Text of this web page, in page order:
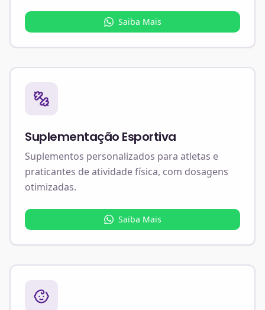
Saiba Mais
Suplementação Esportiva
Suplementos personalizados para atletas e
praticantes de atividade física, com dosagens
otimizadas.
Saiba Mais